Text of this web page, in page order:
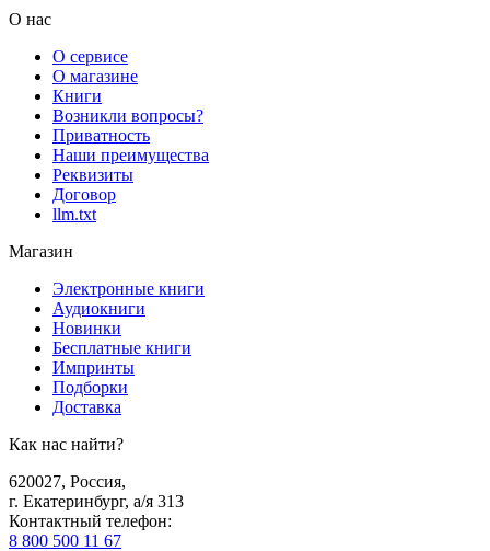
О нас
О сервисе
О магазине
Книги
Возникли вопросы?
Приватность
Наши преимущества
Реквизиты
Договор
llm.txt
Магазин
Электронные книги
Аудиокниги
Новинки
Бесплатные книги
Импринты
Подборки
Доставка
Как нас найти?
620027, Россия,
г. Екатеринбург, а/я 313
Контактный телефон:
8 800 500 11 67